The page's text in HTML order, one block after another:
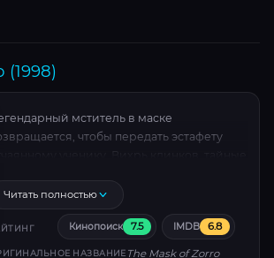
мститель в маске
чтобы передать эстафету
и наследстве. Антонио Бандерас и
Хопкинс зажигают экран в дуэли
Читать полностью
Кинопоиск 7.5 IMDB 6.8
НАЗВАНИЕ The Mask of Zorro